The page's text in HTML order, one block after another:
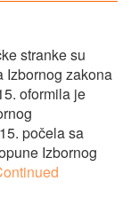
stranke su
Izbornog zakona
oformila je
počela sa
Izbornog